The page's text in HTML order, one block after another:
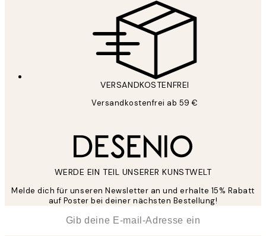
VERSANDKOSTENFREI
Versandkostenfrei ab 59 €
WERDE EIN TEIL UNSERER KUNSTWELT
Melde dich für unseren Newsletter an und erhalte 15% Rabatt
auf Poster bei deiner nächsten Bestellung!